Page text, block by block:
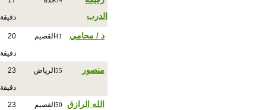
الدرب
دقيقة
د / محامي 41 القصيم 20
دقيقة
منصور 55 الرياض 23
دقيقة
الله الرازق 50 القصيم 23